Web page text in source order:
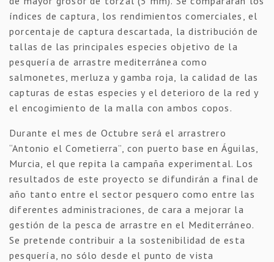
índices de captura, los rendimientos comerciales, el
porcentaje de captura descartada, la distribución de
tallas de las principales especies objetivo de la
pesquería de arrastre mediterránea como
salmonetes, merluza y gamba roja, la calidad de las
capturas de estas especies y el deterioro de la red y
el encogimiento de la malla con ambos copos.
Durante el mes de Octubre será el arrastrero
“Antonio el Cometierra”, con puerto base en Águilas,
Murcia, el que repita la campaña experimental. Los
resultados de este proyecto se difundirán a final de
año tanto entre el sector pesquero como entre las
diferentes administraciones, de cara a mejorar la
gestión de la pesca de arrastre en el Mediterráneo.
Se pretende contribuir a la sostenibilidad de esta
pesquería, no sólo desde el punto de vista